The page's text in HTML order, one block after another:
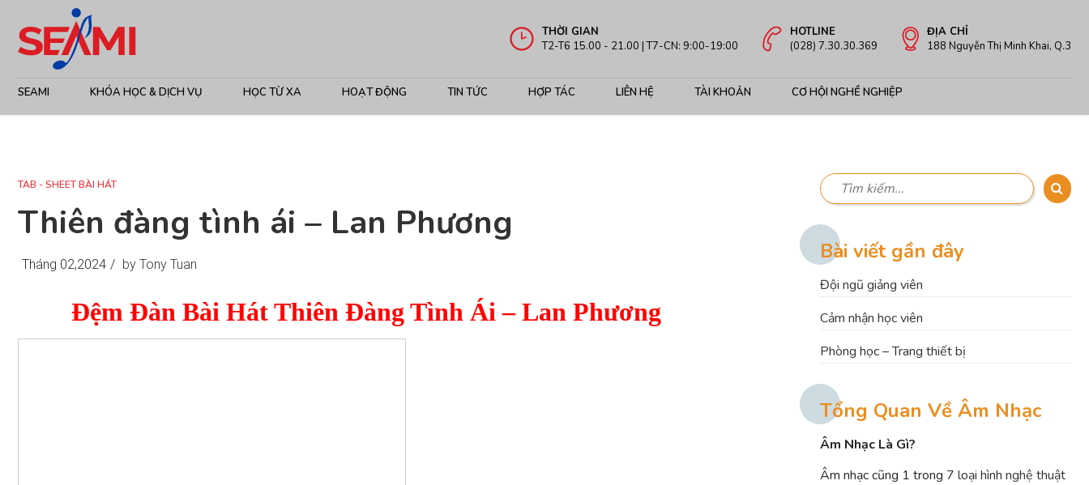
THỜI GIAN
T2-T6 15.00 - 21.00 | T7-CN: 9:00-19:00
HOTLINE
(028) 7.30.30.369
ĐỊA CHỈ
188 Nguyễn Thị Minh Khai, Q.3
SEAMI KHÓA HỌC & DỊCH VỤ HỌC TỪ XA HOẠT ĐỘNG TIN TỨC HỢP TÁC LIÊN HỆ TÀI KHOẢN CƠ HỘI NGHỀ NGHIỆP
TAB - SHEET BÀI HÁT
Thiên đàng tình ái – Lan Phương
Tháng 02,2024 / by Tony Tuan
Đệm Đàn Bài Hát Thiên Đàng Tình Ái – Lan Phương
Bài viết gần đây
Đội ngũ giảng viên
Cảm nhận học viên
Phòng học – Trang thiết bị
Tổng Quan Về Âm Nhạc
Âm Nhạc Là Gì?
Âm nhạc cũng 1 trong 7 loại hình nghệ thuật